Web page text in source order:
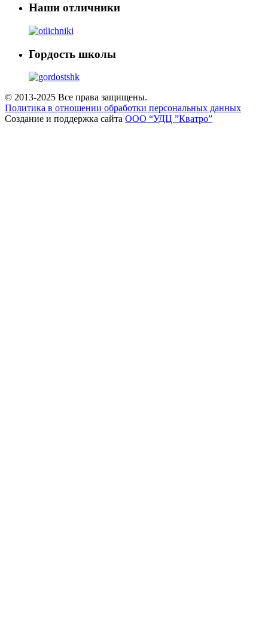
Наши отличники
Гордость школы
© 2013-2025 Все права защищены.
Политика в отношении обработки персональных данных
Создание и поддержка сайта ООО “УДЦ ”Кватро”